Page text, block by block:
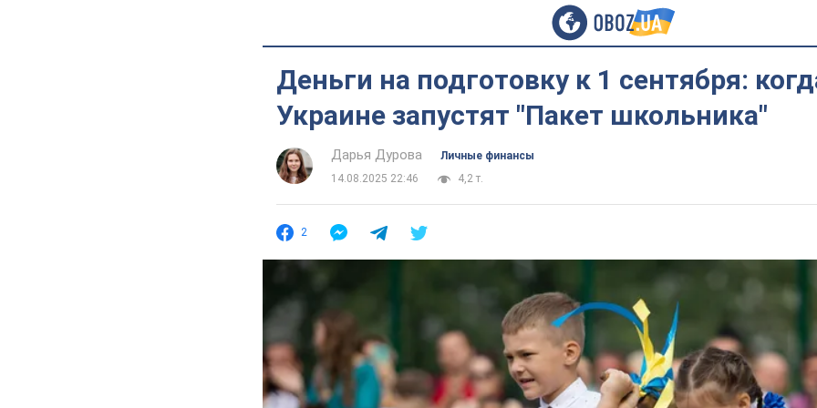
Деньги на подготовку к 1 сентября:
Украине запустят "Пакет школьника"
Дарья Дурова
Личные финансы
14.08.2025 22:46
4,2 т.
2